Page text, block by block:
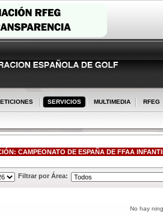
SERVICIOS MULTIMEDIA RFEG
CAMPEONATO DE ESPAÑA DE FFAA
Filtrar por Área:
No hay